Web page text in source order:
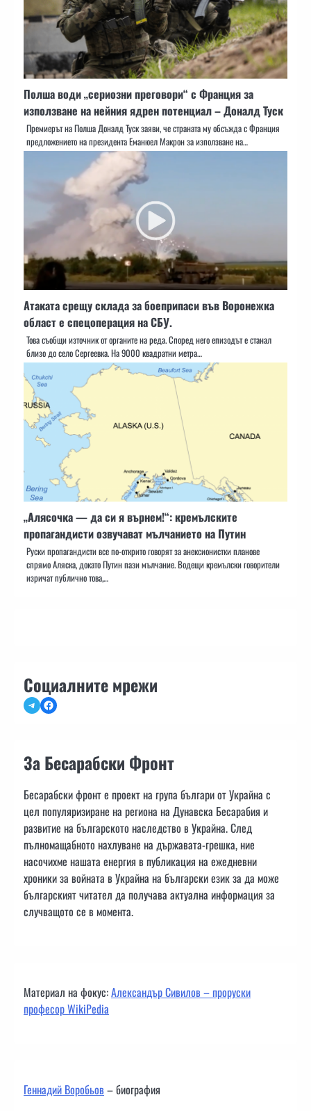
Полша води „сериозни преговори“ с Франция за
използване на нейния ядрен потенциал – Доналд Туск
Премиерът на Полша Доналд Туск заяви, че страната му обсъжда с Франция
предложението на президента Еманюел Макрон за използване на…
Атаката срещу склада за боеприпаси във Воронежка
област е спецоперация на СБУ.
Това съобщи източник от органите на реда. Според него епизодът е станал
близо до село Сергеевка. На 9000 квадратни метра…
„Алясочка — да си я върнем!“: кремълските
пропагандисти озвучават мълчанието на Путин
Руски пропагандисти все по-открито говорят за анексионистки планове
спрямо Аляска, докато Путин пази мълчание. Водещи кремълски говорители
изричат публично това,…
Социалните мрежи
TelegramFacebook
За Бесарабски Фронт
Бесарабски фронт е проект на група българи от Украйна с
цел популяризиране на региона на Дунавска Бесарабия и
развитие на българското наследство в Украйна. След
пълномащабното нахлуване на държавата-грешка, ние
насочихме нашата енергия в публикация на ежедневни
хроники за войната в Украйна на български език за да може
българският читател да получава актуална информация за
случващото се в момента.
Материал на фокус:Александър Сивилов – проруски
професор WikiPedia
Геннадий Воробьов– биография